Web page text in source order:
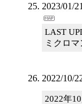
2023/01/
LAST
ミクロ
2022/10/
2022年